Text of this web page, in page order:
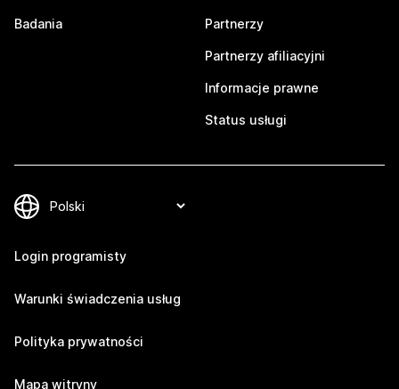
Badania Partnerzy
Partnerzy afiliacyjni
Informacje prawne
Status usługi
Login programisty
Warunki świadczenia usług
Polityka prywatności
Mapa witryny